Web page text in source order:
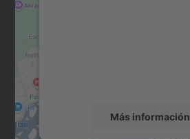
Más información